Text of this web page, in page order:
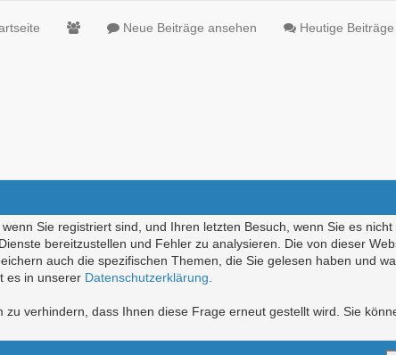
Neue Beiträge ansehen Heutige
Sie registriert sind, und Ihren letzten Besuch, wenn Sie es
bereitzustellen und Fehler zu analysieren. Die von dieser
auch die spezifischen Themen, die Sie gelesen haben und
es in unserer Datenschutzerklärung
verhindern, dass Ihnen diese Frage erneut gestellt wird. Sie